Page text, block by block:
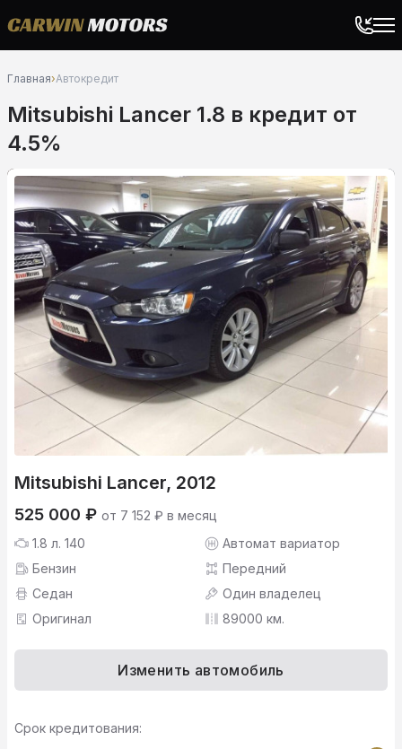
Главная›Автокредит
Mitsubishi Lancer 1.8 в кредит от
4.5%
Mitsubishi Lancer, 2012
525 000 ₽ от 7 152 ₽ в месяц
1.8 л. 140
Автомат вариатор
Бензин
Передний
Седан
Один владелец
Оригинал
89000 км.
Изменить автомобиль
Срок кредитования: